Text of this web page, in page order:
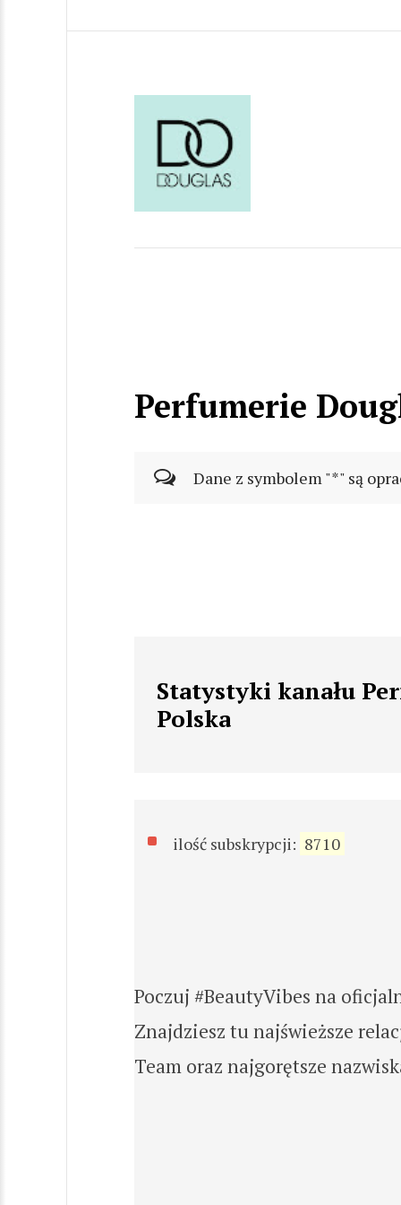
Perfumerie
Dane z symbolem "*" są
Statystyki kanału
Polska
ilość subskrypcji: 8710
Poczuj #BeautyVibes na
Znajdziesz tu najświeższe
Team oraz najgorętsze